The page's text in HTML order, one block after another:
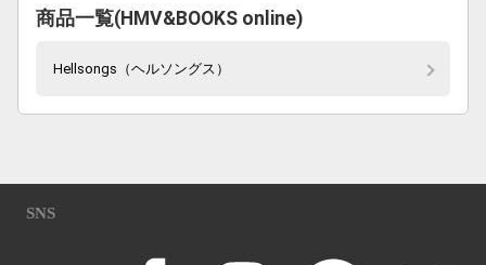
商品一覧(HMV&BOOKS online)
Hellsongs（ヘルソングス）
SNS